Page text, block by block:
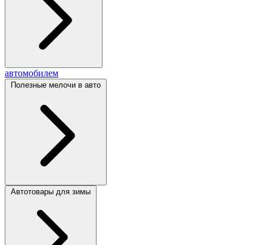
автомобилем
Полезные мелочи в авто
Автотовары для зимы